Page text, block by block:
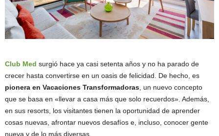
Club Med surgió hace ya casi setenta años y no ha parado de
crecer hasta convertirse en un oasis de felicidad. De hecho, es
pionera en Vacaciones Transformadoras , un nuevo concepto
que se basa en «llevar a casa más que solo recuerdos». Además,
en sus resorts, los visitantes tienen la oportunidad de aprender
cosas nuevas, afrontar nuevos desafíos e, incluso, conocer gente
nueva y de lo más diversas.